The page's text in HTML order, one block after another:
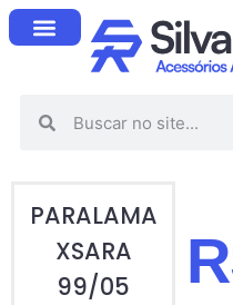
PARALAMA
XSARA
99/05